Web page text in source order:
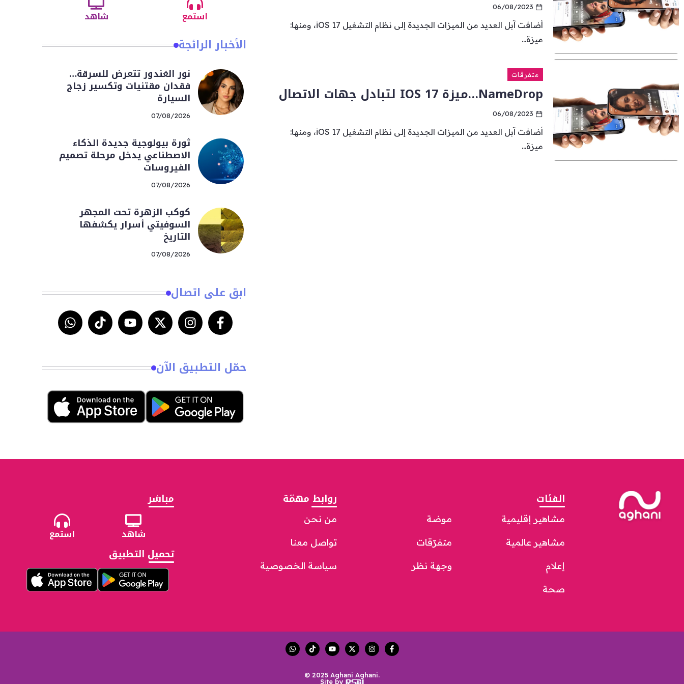
06/08/2023
أضافت آبل العديد من الميزات الجديدة إلى نظام التشغيل iOS 17، ومنها:
ميزة...
متفرقات
NameDrop…ميزة IOS 17 لتبادل جهات الاتصال
06/08/2023
أضافت آبل العديد من الميزات الجديدة إلى نظام التشغيل iOS 17، ومنها:
ميزة...
استمع شاهد
الأخبار الرائجة
نور الغندور تتعرض للسرقة…
فقدان مقتنيات وتكسير زجاج
السيارة
07/08/2026
ثورة بيولوجية جديدة الذكاء
الاصطناعي يدخل مرحلة تصميم
الفيروسات
07/08/2026
كوكب الزهرة تحت المجهر
السوفيتي أسرار يكشفها
التاريخ
07/08/2026
ابق على اتصال
حمّل التطبيق الآن
الفئات
مشاهير إقليمية
مشاهير عالمية
إعلام
صحة
موضة
متفرّقات
وجهة نظر
روابط مهمّة
من نحن
تواصل معنا
سياسة الخصوصية
مباشر
شاهد استمع
تحميل التطبيق
© 2025 Aghani Aghani.
Site by